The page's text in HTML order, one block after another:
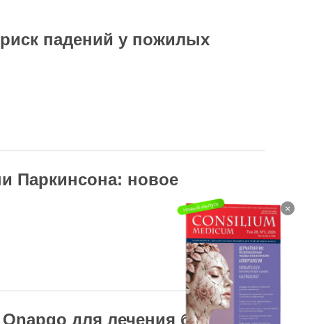
падений у пожилых
Паркинсона: новое
для лечения болезни
×